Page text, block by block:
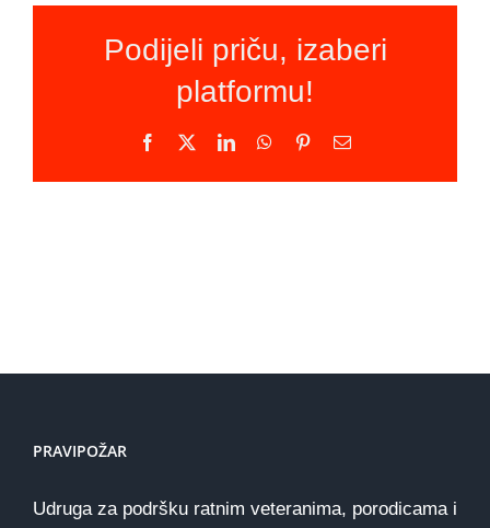
Podijeli priču, izaberi
platformu!
Facebook LinkedInWhatsApp
PinterestEmail
PRAVIPOŽAR
Udruga za podršku ratnim veteranima, porodicama i